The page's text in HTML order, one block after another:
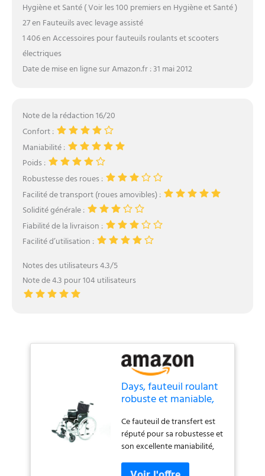
Hygiène et Santé ( Voir les 100 premiers en Hygiène et Santé )
27 en Fauteuils avec levage assisté
1 406 en Accessoires pour fauteuils roulants et scooters
électriques
Date de mise en ligne sur Amazon.fr : 31 mai 2012
Note de la rédaction 16/20
Confort :
Maniabilité :
Poids :
Robustesse des roues :
Facilité de transport (roues amovibles) :
Solidité générale :
Fiabilité de la livraison :
Facilité d’utilisation :
Notes des utilisateurs 4.3/5
Note de 4.3 pour 104 utilisateurs
Days, fauteuil roulant
robuste et maniable,
fauteuil auto-
propolusion,
Tourbillon, Whirl,
largeur 45 cm, Argent,
Ce fauteuil de transfert est
réputé pour sa robustesse et
son excellente maniabilité,
idéal pour une utilisation en
intérieur Conçu pour une